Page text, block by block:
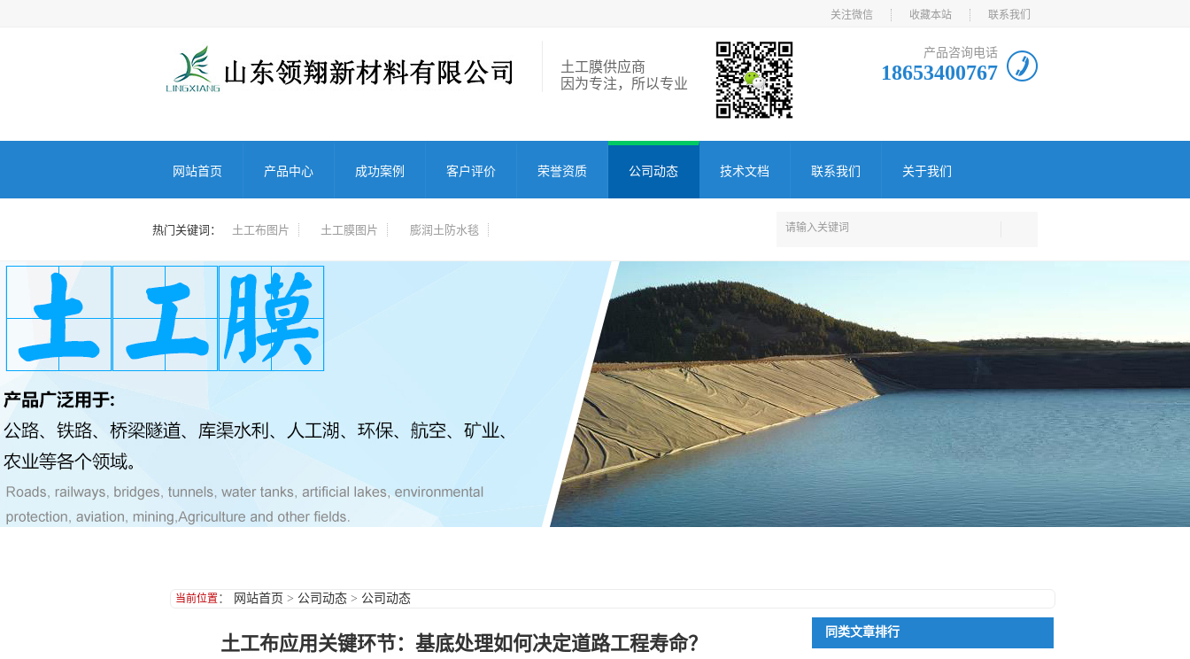
关注微信 收藏本站 联系我们
土工膜供应商
因为专注，所以专业
产品咨询电话
18653400767
网站首页 产品中心 成功案例 客户评价 荣誉资质 公司动态 技术文档 联系我们 关于我们
热门关键词： 土工布图片 土工膜图片 膨润土防水毯
当前位置 ： 网站首页 > 公司动态 > 公司动态
土工布应用关键环节：基底处理如何决定道路工程寿命？
同类文章排行